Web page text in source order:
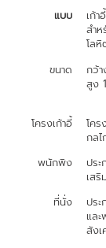
แบบ
ขนาด
โครงเก้าอี้
พนักพิง
ที่นั่ง
เก้า
สำ
โล
กว้
สูง
โคร
กลไ
ปร
เส
ปร
แล
สังเ